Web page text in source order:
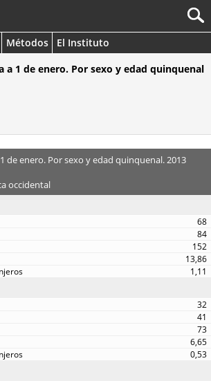
Métodos
El Instituto
a 1 de enero. Por sexo y edad quinquenal
de enero. Por sexo y edad quinquenal. 2013
occidental
68
84
152
13,86
1,11
32
41
73
6,65
0,53